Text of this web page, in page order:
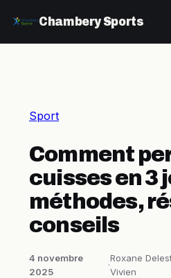
Chambery Sports
Sport
Comment
cuisses en 3
méthodes,
conseils
4 novembre
2025
·
Roxane
Vivien